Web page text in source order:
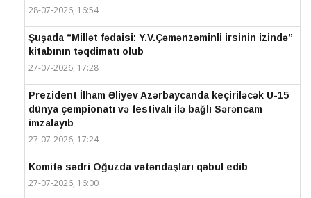
28-07-2026, 16:54
Şuşada “Millət fədaisi: Y.V.Çəmənzəminli irsinin izində”
kitabının təqdimatı olub
27-07-2026, 17:28
Prezident İlham Əliyev Azərbaycanda keçiriləcək U-15
dünya çempionatı və festivalı ilə bağlı Sərəncam
imzalayıb
27-07-2026, 17:24
Komitə sədri Oğuzda vətəndaşları qəbul edib
27-07-2026, 16:00